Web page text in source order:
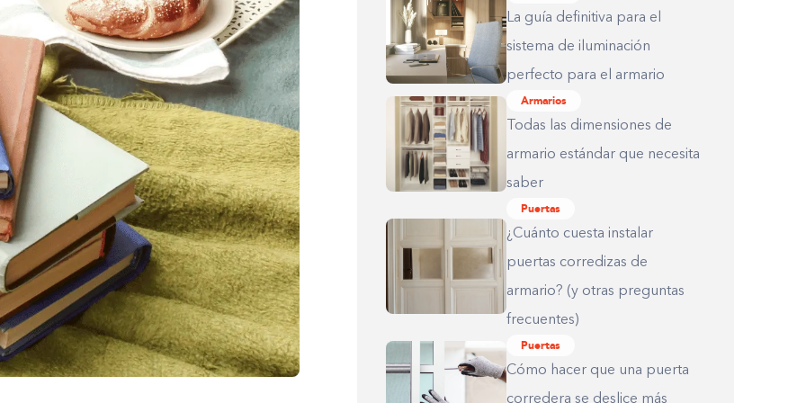
La guía definitiva para el
sistema de iluminación
perfecto para el armario
Armarios
Todas las dimensiones de
armario estándar que necesita
saber
Puertas
¿Cuánto cuesta instalar
puertas corredizas de
armario? (y otras preguntas
frecuentes)
Puertas
Cómo hacer que una puerta
corredera se deslice más